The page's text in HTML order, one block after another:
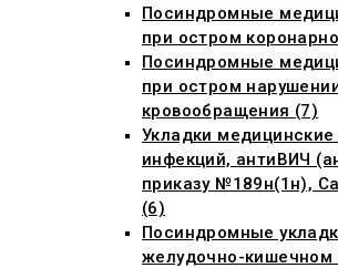
Посиндромные
при остром
Посиндромные
при остром
кровообращения (7)
Укладки
инфекций, антиВИЧ
приказу №189н(1н),
(6)
Посиндромные
желудочно-кишечном